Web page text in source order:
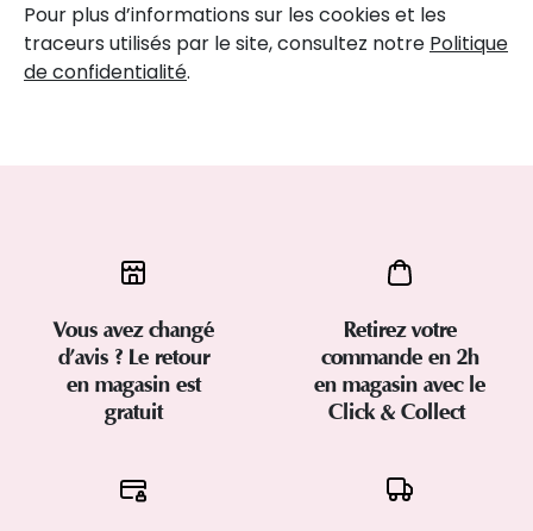
Pour plus d’informations sur les cookies et les
traceurs utilisés par le site, consultez notre Politique
de confidentialité.
Vous avez changé
d’avis ? Le retour
en magasin est
gratuit
Retirez votre
commande en 2h
en magasin avec le
Click & Collect